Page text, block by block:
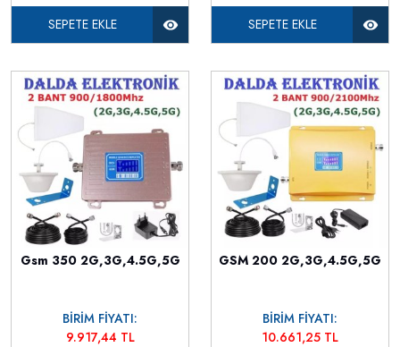
SEPETE EKLE SEPETE EKLE
Gsm 350 2G,3G,4.5G,5G
BİRİM FİYATI:
9.917,44 TL
GSM 200 2G,3G,4.5G,5G
BİRİM FİYATI:
10.661,25 TL